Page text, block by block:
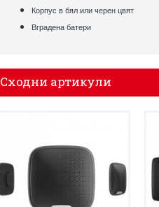
Корпус в бял или черен цвят
Вградена батери
Сходни артикули